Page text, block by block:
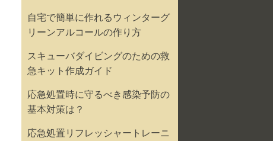
自宅で簡単に作れるウィンターグ
リーンアルコールの作り方
スキューバダイビングのための救
急キット作成ガイド
応急処置時に守るべき感染予防の
基本対策は？
応急処置リフレッシャートレーニ